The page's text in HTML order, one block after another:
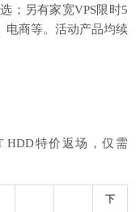
；另有家宽VPS限时5
电商等。活动产品均续
HDD特价返场，仅需
下